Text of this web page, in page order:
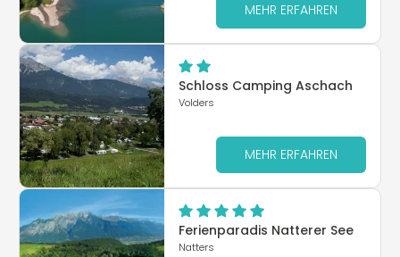
MEHR ERFAHREN
Schloss Camping Aschach
Volders
MEHR ERFAHREN
Ferienparadis Natterer See
Natters